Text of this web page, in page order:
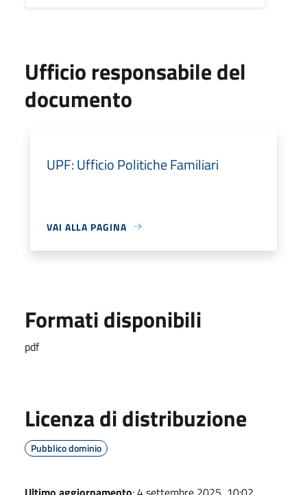
Ufficio responsabile del
documento
UPF: Ufficio Politiche Familiari
VAI ALLA PAGINA
Formati disponibili
pdf
Licenza di distribuzione
Pubblico dominio